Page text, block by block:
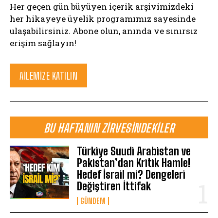
Her geçen gün büyüyen içerik arşivimizdeki
her hikayeye üyelik programımız sayesinde
ulaşabilirsiniz. Abone olun, anında ve sınırsız
erişim sağlayın!
AILEMIZE KATILIN
BU HAFTANIN ZIRVESINDEKILER
Türkiye Suudi Arabistan ve
Pakistan’dan Kritik Hamle!
Hedef İsrail mi? Dengeleri
Değiştiren İttifak
GÜNDEM